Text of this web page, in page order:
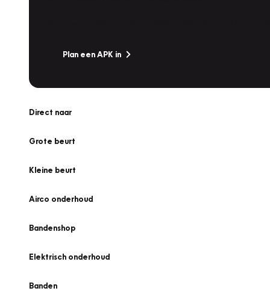
Plan een APK in
Direct naar
Grote beurt
Kleine beurt
Airco onderhoud
Bandenshop
Elektrisch onderhoud
Banden